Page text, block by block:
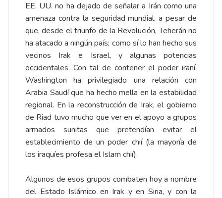
EE. UU. no ha dejado de señalar a Irán como una
amenaza contra la seguridad mundial, a pesar de
que, desde el triunfo de la Revolución, Teherán no
ha atacado a ningún país; como sí lo han hecho sus
vecinos Irak e Israel, y algunas potencias
occidentales. Con tal de contener el poder iraní,
Washington ha privilegiado una relación con
Arabia Saudí que ha hecho mella en la estabilidad
regional. En la reconstrucción de Irak, el gobierno
de Riad tuvo mucho que ver en el apoyo a grupos
armados sunitas que pretendían evitar el
establecimiento de un poder chií (la mayoría de
los iraquíes profesa el Islam chií).
Algunos de esos grupos combaten hoy a nombre
del Estado Islámico en Irak y en Siria, y con la